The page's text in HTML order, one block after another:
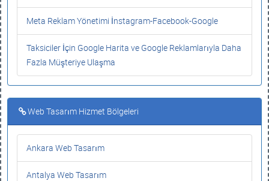
Meta Reklam Yönetimi İnstagram-Facebook-Google
Taksiciler İçin Google Harita ve Google Reklamlarıyla Daha
Fazla Müşteriye Ulaşma
Web Tasarım Hizmet Bölgeleri
Ankara Web Tasarım
Antalya Web Tasarım